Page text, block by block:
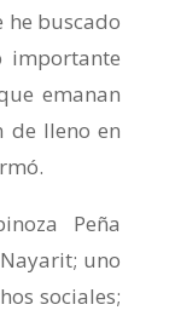
he buscado
importante
emanan
de lleno en
Peña
uno
sociales;